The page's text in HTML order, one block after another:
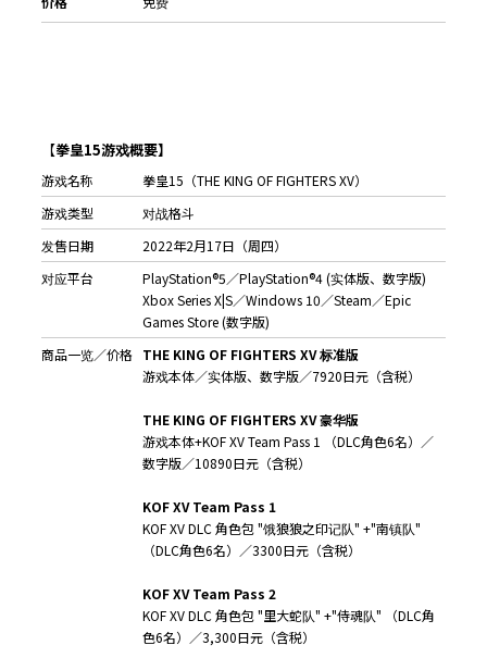
【拳皇15游戏概要】
游戏名称
拳皇15（THE KING OF FIGHTERS XV）
游戏类型
对战格斗
发售日期
2022年2月17日（周四）
对应平台
PlayStation®5／PlayStation®4 (实体版、数字版)
Xbox Series X|S／Windows 10／Steam／Epic
Games Store (数字版)
商品一览／价格 THE KING OF FIGHTERS XV标准版
游戏本体／实体版、数字版／7920日元（含税）
THE KING OF FIGHTERS XV豪华版
游戏本体+KOF XV Team Pass 1 （DLC角色6名）／
数字版／10890日元（含税）
KOF XV Team Pass 1
KOF XV DLC 角色包 "饿狼狼之印记队" +"南镇队"
（DLC角色6名）／3300日元（含税）
KOF XV Team Pass 2
KOF XV DLC 角色包 "里大蛇队" +"侍魂队" （DLC角
色6名）／3,300日元（含税）